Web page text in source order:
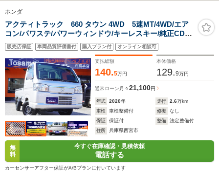
ホンダ
アクティトラック 660 タウン 4WD 5速MT/4WD/エア
コン/パワステ/パワーウィンドウ/キーレスキー/純正CDオ
ーディオ/荷台ランプ/ヘッドライトレベライザー
販売店保証 車両品質評価書付 購入プラン付 オンライン相談可
支払総額
140.5万円
本体価格
129.9万円
通常ローン 月々21,100円
年式 2020年 走行 2.6万km
車検
車検整備付 修復
なし
保証
保証付 整備
法定整備付
住所
兵庫県西宮市
無
料
今すぐ在庫確認・見積依頼
電話する
カーセンサーアフター保証がA/Bプランに付いています